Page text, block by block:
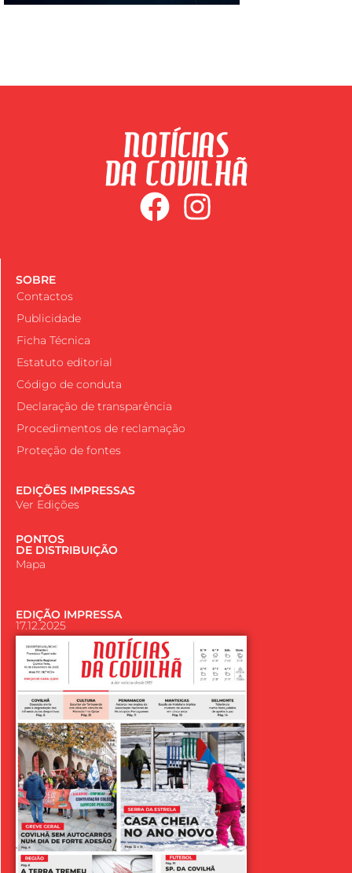
SOBRE
Contactos
Publicidade
Ficha Técnica
Estatuto editorial
Código de conduta
Declaração de transparência
Procedimentos de reclamação
Proteção de fontes
EDIÇÕES IMPRESSAS
Ver Edições
PONTOS
DE DISTRIBUIÇÃO
Mapa
EDIÇÃO IMPRESSA
17.12.2025